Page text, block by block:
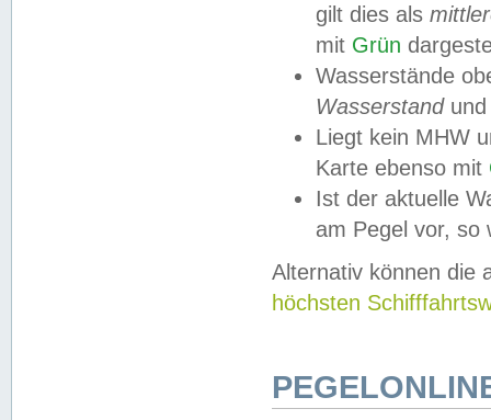
gilt dies als
mit Grün
Wasserstände
Wasserstandund
Liegt kein MHW
Karte ebenso mit
Ist der aktuelle
am Pegel vor,
Alternativ können die
höchsten